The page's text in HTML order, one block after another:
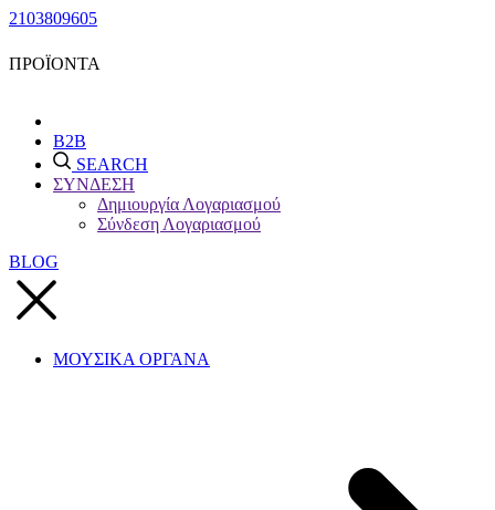
2103809605
ΠΡΟΪΟΝΤΑ
B2B
SEARCH
ΣΥΝΔΕΣΗ
Δημιουργία Λογαριασμού
Σύνδεση Λογαριασμού
BLOG
ΜΟΥΣΙΚΑ ΟΡΓΑΝΑ